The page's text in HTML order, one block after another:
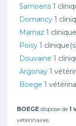
Samoens 1
Domancy 1
Marnaz 1
Poisy 1
Douvaine 1
Argonay 1
Boege 1
BOEGE dispose de 1
vétérinaires.